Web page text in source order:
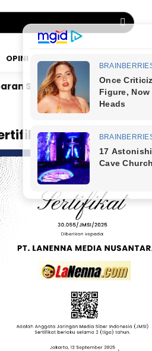
OPINI
Dr. Bunyamin Yapid di Kairo:
JMSI